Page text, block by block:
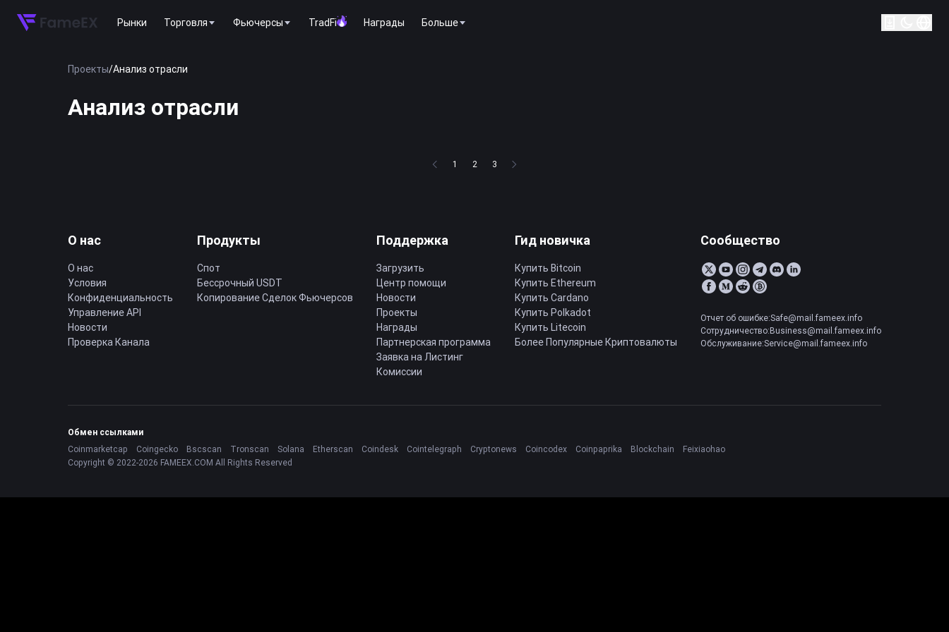
Рынки Торговля Фьючерсы TradFi Награды Больше
Проекты/Анализ отрасли
Анализ отрасли
1 2 3
О нас
О нас
Условия
Конфиденциальность
Управление API
Новости
Проверка Канала
Продукты
Спот
Бессрочный USDT
Копирование Cделок Фьючерсов
Поддержка
Загрузить
Центр помощи
Новости
Проекты
Награды
Партнерская программа
Заявка на Листинг
Комиссии
Гид новичка
Купить Bitcoin
Купить Ethereum
Купить Cardano
Купить Polkadot
Купить Litecoin
Более Популярные Криптовалюты
Сообщество
Отчет об ошибке:Safe@mail.fameex.info
Сотрудничество:Business@mail.fameex.info
Обслуживание:Service@mail.fameex.info
Обмен ссылками
Coinmarketcap
Coingecko Bscscan Tronscan Solana Etherscan Coindesk Cointelegraph Cryptonews Coincodex Coinpaprika Blockchain
Feixiaohao
Copyright © 2022-2026 FAMEEX.COM All Rights Reserved